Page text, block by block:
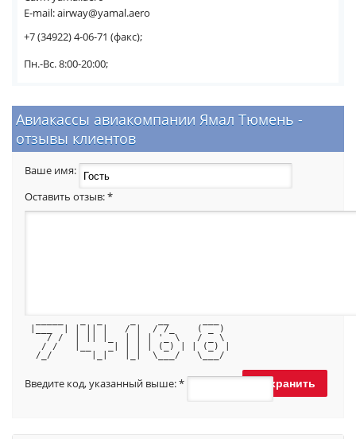
E-mail: airway@yamal.aero
+7 (34922) 4-06-71 (факс);
Пн.-Вс. 8:00-20:00;
Авиакассы авиакомпании Ямал Тюмень -
отзывы клиентов
Ваше имя:
Оставить отзыв:*
|___  | | || |   / |  / /_    ( _ )
    / /  | || |_  | | | '_ \   / _ \
   / /   |__   _| | | | (_) | | (_) |
  /_/       |_|   |_|  \___/   \___/
Введите код, указанный выше:*